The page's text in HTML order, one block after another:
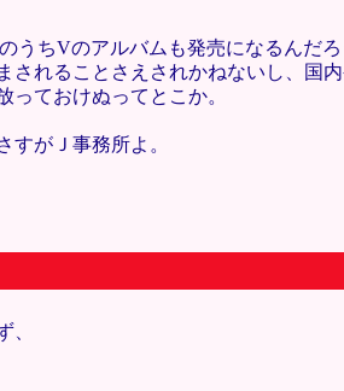
うちVのアルバムも発売になるんだろ
れることさえされかねないし、国内
ておけぬってとこか。
がＪ事務所よ。
、